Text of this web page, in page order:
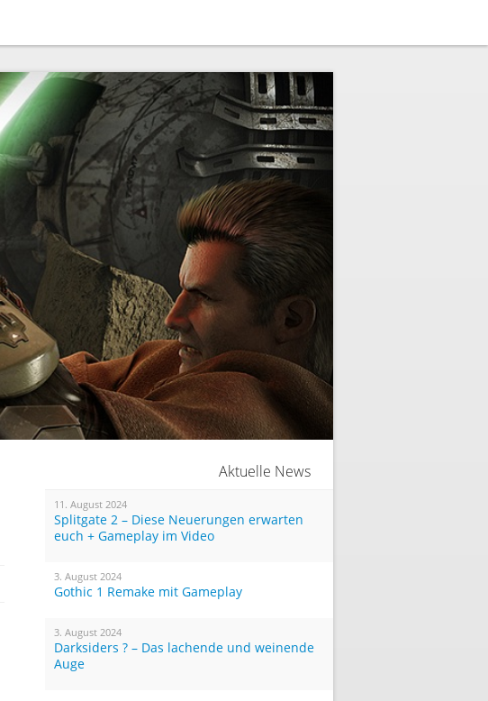
Aktuelle News
11. August 2024
Splitgate 2 – Diese Neuerungen erwarten
euch + Gameplay im Video
3. August 2024
Gothic 1 Remake mit Gameplay
3. August 2024
Darksiders ? – Das lachende und weinende
Auge